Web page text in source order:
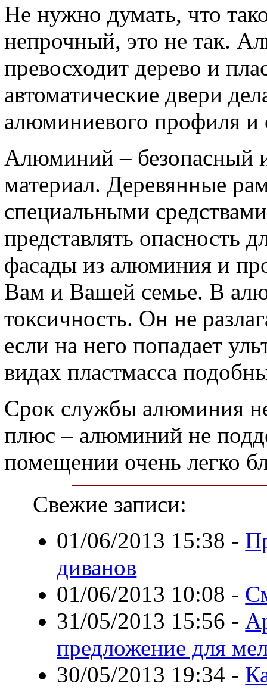
Не нужно думать, что
непрочный, это не так.
превосходит дерево и
автоматические двери
алюминиевого профиля и
Алюминий – безопасный
материал. Деревянные
специальными
представлять опасность
фасады из алюминия и
Вам и Вашей семье. В
токсичность. Он не
если на него попадает
видах пластмасса
Срок службы алюминия
плюс – алюминий не
помещении очень легко
Свежие записи:
01/06/2013 15:38 -
диванов
01/06/2013 10:08 -
31/05/2013 15:56 -
предложение для
30/05/2013 19:34 -